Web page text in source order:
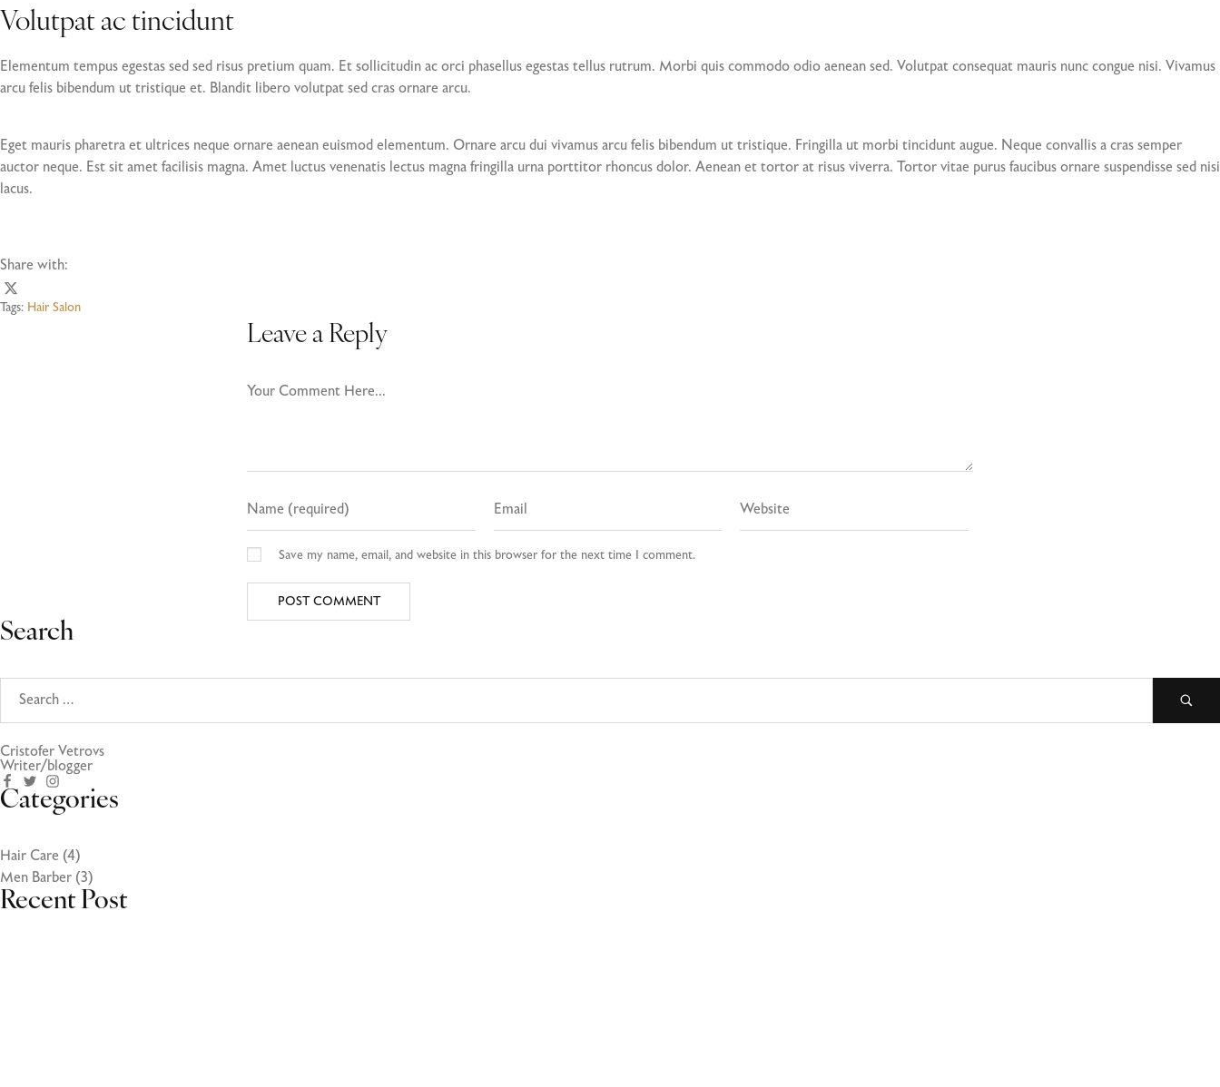
Volutpat ac tincidunt
Elementum tempus egestas sed sed risus pretium quam. Et sollicitudin ac orci phasellus egestas tellus rutrum. Morbi quis commodo odio aenean sed. Volutpat consequat mauris nunc congue nisi. Vivamus
arcu felis bibendum ut tristique et. Blandit libero volutpat sed cras ornare arcu.
Eget mauris pharetra et ultrices neque ornare aenean euismod elementum. Ornare arcu dui vivamus arcu felis bibendum ut tristique. Fringilla ut morbi tincidunt augue. Neque convallis a cras semper
auctor neque. Est sit amet facilisis magna. Amet luctus venenatis lectus magna fringilla urna porttitor rhoncus dolor. Aenean et tortor at risus viverra. Tortor vitae purus faucibus ornare suspendisse sed nisi
lacus.
Share with:
Tags: Hair Salon
Leave a Reply
Save my name, email, and website in this browser for the next time I comment.
Search
Cristofer Vetrovs
Writer/blogger
Categories
Hair Care (4)
Men Barber (3)
Recent Post